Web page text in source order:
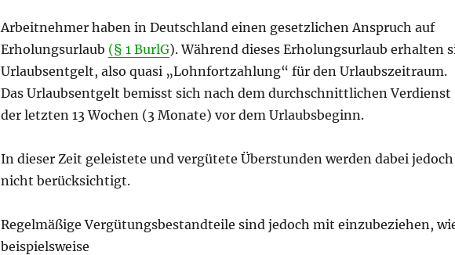
Arbeitnehmer haben in Deutschland einen gesetzlichen Anspruch auf
Erholungsurlaub (§ 1 BurlG). Während dieses Erholungsurlaub erhalten
Urlaubsentgelt, also quasi „Lohnfortzahlung“ für den Urlaubszeitraum.
Das Urlaubsentgelt bemisst sich nach dem durchschnittlichen Verdienst
der letzten 13 Wochen (3 Monate) vor dem Urlaubsbeginn.
In dieser Zeit geleistete und vergütete Überstunden werden dabei jedoch
nicht berücksichtigt.
Regelmäßige Vergütungsbestandteile sind jedoch mit einzubeziehen,
beispielsweise